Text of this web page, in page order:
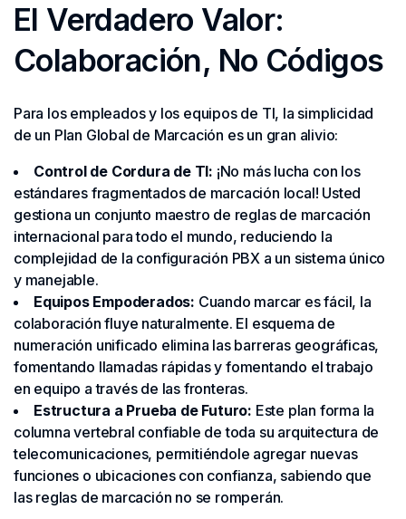
El Verdadero Valor:
Colaboración, No Códigos
Para los empleados y los equipos de TI, la simplicidad
de un Plan Global de Marcación es un gran alivio:
Control de Cordura de TI: ¡No más lucha con los
estándares fragmentados de marcación local! Usted
gestiona un conjunto maestro de reglas de marcación
internacional para todo el mundo, reduciendo la
complejidad de la configuración PBX a un sistema único
y manejable.
Equipos Empoderados: Cuando marcar es fácil, la
colaboración fluye naturalmente. El esquema de
numeración unificado elimina las barreras geográficas,
fomentando llamadas rápidas y fomentando el trabajo
en equipo a través de las fronteras.
Estructura a Prueba de Futuro: Este plan forma la
columna vertebral confiable de toda su arquitectura de
telecomunicaciones, permitiéndole agregar nuevas
funciones o ubicaciones con confianza, sabiendo que
las reglas de marcación no se romperán.